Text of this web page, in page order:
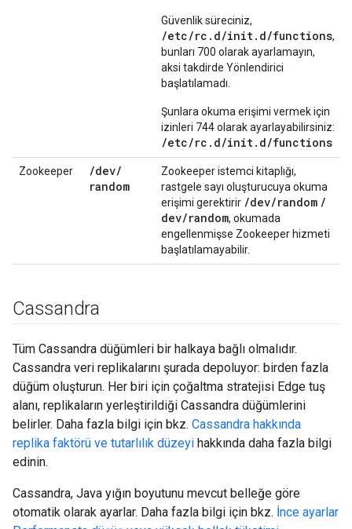
Güvenlik süreciniz,
/etc/rc.d/init.d/functions,
bunları 700 olarak ayarlamayın,
aksi takdirde Yönlendirici
başlatılamadı.
Şunlara okuma erişimi vermek için
izinleri 744 olarak ayarlayabilirsiniz:
/etc/rc.d/init.d/functions
Zookeeper /dev/
random
Zookeeper istemci kitaplığı,
rastgele sayı oluşturucuya okuma
erişimi gerektirir /dev/random /
dev/random, okumada
engellenmişse Zookeeper hizmeti
başlatılamayabilir.
Cassandra
Tüm Cassandra düğümleri bir halkaya bağlı olmalıdır.
Cassandra veri replikalarını şurada depoluyor: birden fazla
düğüm oluşturun. Her biri için çoğaltma stratejisi Edge tuş
alanı, replikaların yerleştirildiği Cassandra düğümlerini
belirler. Daha fazla bilgi için bkz. Cassandra hakkında
replika faktörü ve tutarlılık düzeyi hakkında daha fazla bilgi
edinin.
Cassandra, Java yığın boyutunu mevcut belleğe göre
otomatik olarak ayarlar. Daha fazla bilgi için bkz. İnce ayarlar